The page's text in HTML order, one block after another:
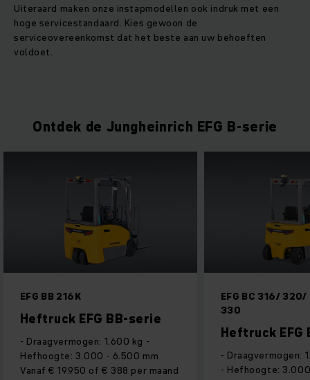
Uiteraard maken onze instapmodellen ook indruk met een
hoge servicestandaard. Kies gewoon de
serviceovereenkomst dat het beste aan uw behoeften
voldoet.
Ontdek de Jungheinrich EFG B-serie
BB-serie
1.600 kg -
- 6.500 mm
of € 388 per maand
EFG BC 316/ 320/ 325K/ 325/
Heftruck EFG BC-serie
- Draagvermogen: 1.600 - 3.000 kg
- Hefhoogte: 3.000 - 6.500 mm